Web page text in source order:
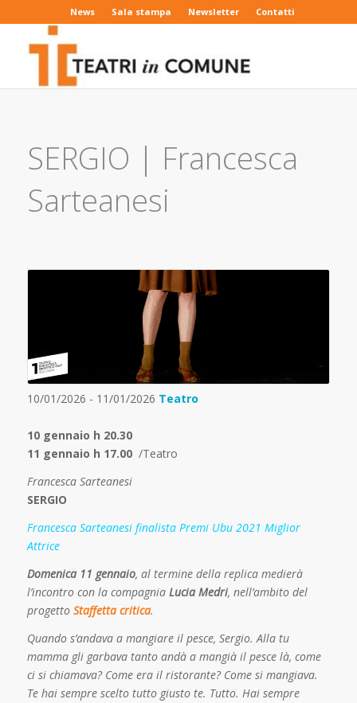
News Sala stampa Newsletter Contatti
SERGIO | Francesca
Sarteanesi
10/01/2026 - 11/01/2026 Teatro
10 gennaio h 20.30
11 gennaio h 17.00 /Teatro
Francesca Sarteanesi
SERGIO
Francesca Sarteanesi finalista Premi Ubu 2021 Miglior
Attrice
Domenica 11 gennaio, al termine della replica medierà
l’incontro con la compagnia Lucia Medri, nell’ambito del
progetto Staffetta critica.
Quando s’andava a mangiare il pesce, Sergio. Alla tu
mamma gli garbava tanto andà a mangià il pesce là, come
ci si chiamava? Come era il ristorante? Come si mangiava.
Te hai sempre scelto tutto giusto te. Tutto. Hai sempre